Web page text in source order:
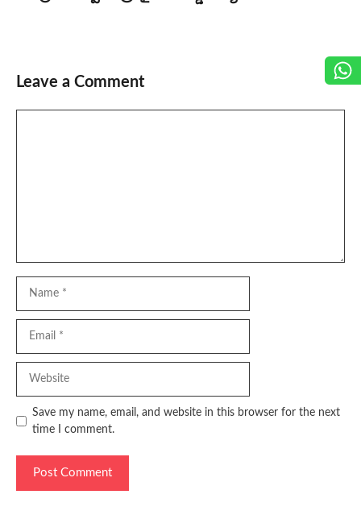
Leave a Comment
Save my name, email, and website in this browser for the next
time I comment.